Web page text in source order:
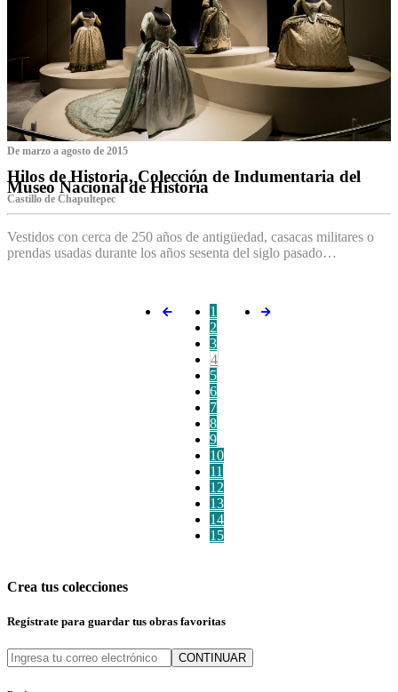
De marzo a agosto de 2015
Hilos de Historia, Colección de Indumentaria del
Museo Nacional de Historia
Castillo de Chapultepec
Vestidos con cerca de 250 años de antigüedad, casacas militares o
prendas usadas durante los años sesenta del siglo pasado…
1
2
3
4
5
6
7
8
9
10
11
12
13
14
15
Crea tus colecciones
Regístrate para guardar tus obras favoritas
CONTINUAR